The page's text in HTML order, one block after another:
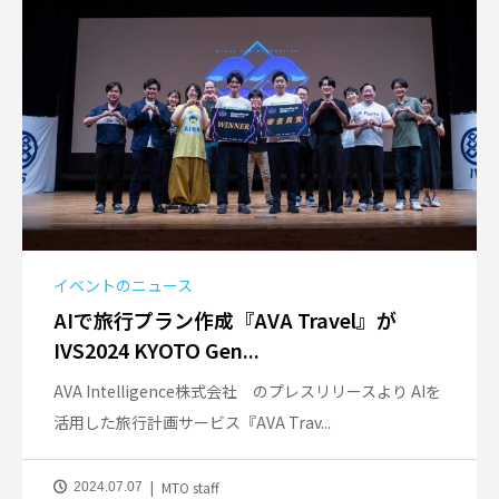
イベントのニュース
AIで旅行プラン作成『AVA Travel』が
IVS2024 KYOTO Gen...
AVA Intelligence株式会社 のプレスリリースより AIを
活用した旅行計画サービス『AVA Trav...
2024.07.07 MTO staff